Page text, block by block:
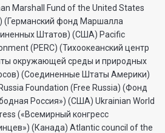
Marshall Fund of the United States
(Германский фонд Маршалла
Штатов) (США) Pacific
(PERC) (Тихоокеанский центр
окружающей среды и природных
(Соединенные Штаты Америки)
Foundation (Free Russia) (Фонд
Россия») (США) Ukrainian World
(«Всемирный конгресс
(Канада) Atlantic council of the